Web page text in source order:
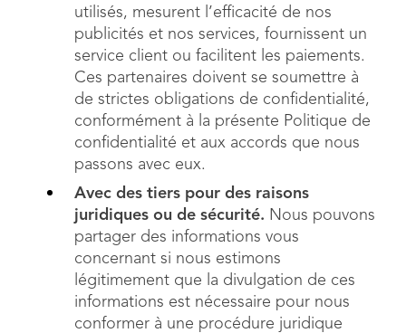
utilisés, mesurent l’efficacité de nos
publicités et nos services, fournissent un
service client ou facilitent les paiements.
Ces partenaires doivent se soumettre à
de strictes obligations de confidentialité,
conformément à la présente Politique de
confidentialité et aux accords que nous
passons avec eux.
Avec des tiers pour des raisons
juridiques ou de sécurité. Nous pouvons
partager des informations vous
concernant si nous estimons
légitimement que la divulgation de ces
informations est nécessaire pour nous
conformer à une procédure juridique